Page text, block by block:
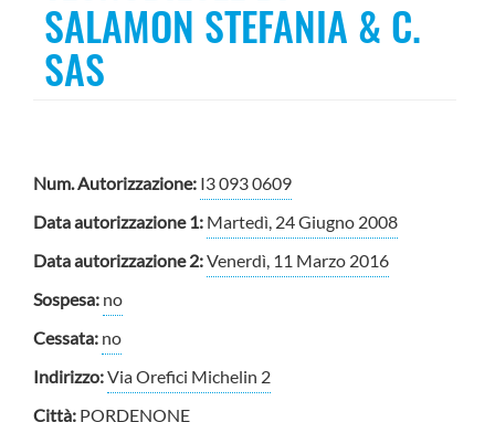
SALAMON STEFANIA & C.
SAS
Num. Autorizzazione: I3 093 0609
Data autorizzazione 1: Martedì, 24 Giugno 2008
Data autorizzazione 2:Venerdì, 11 Marzo 2016
Sospesa: no
Cessata: no
Indirizzo:Via Orefici Michelin 2
Città: PORDENONE